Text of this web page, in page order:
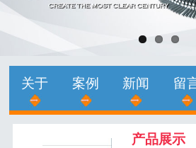
关于 案例 新闻 留
产品展示